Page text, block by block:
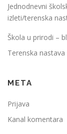
Jednodnevni
izleti/terenska
Škola u prirodi –
Terenska
META
Prijava
Kanal komentara